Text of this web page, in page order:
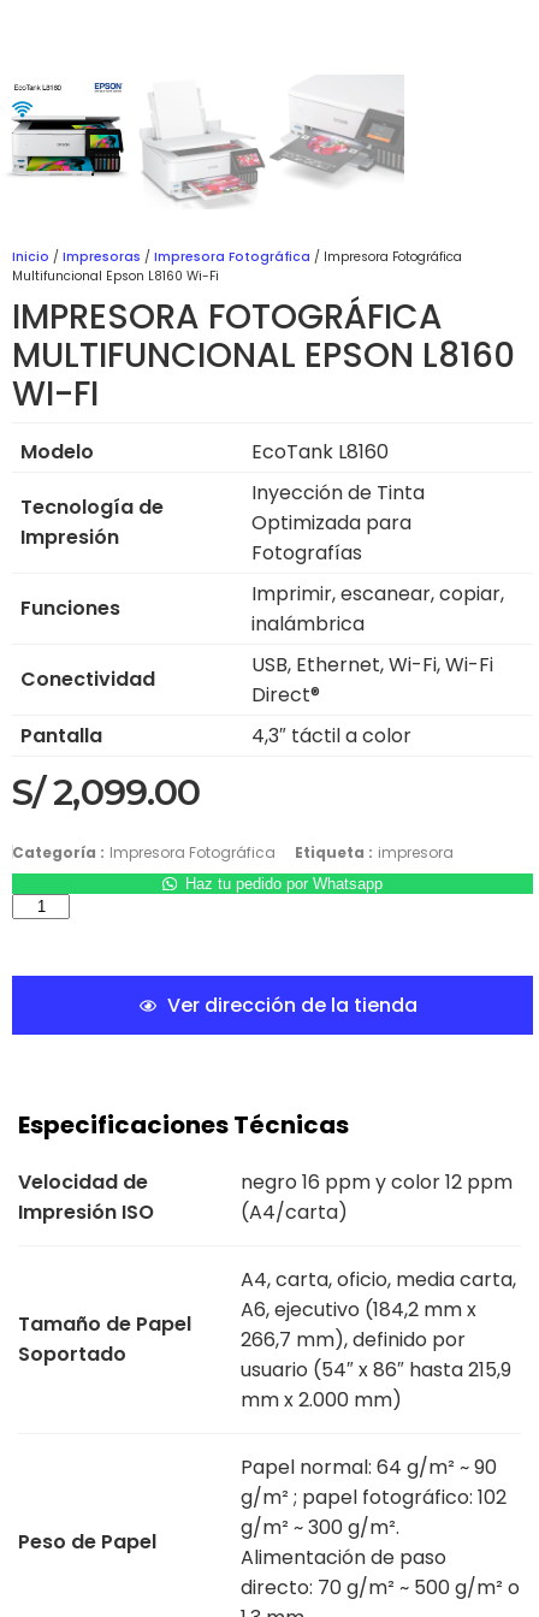
Inicio / Impresoras / Impresora Fotográfica / Impresora Fotográfica
Multifuncional Epson L8160 Wi-Fi
IMPRESORA FOTOGRÁFICA
MULTIFUNCIONAL EPSON L8160
WI-FI
Modelo
EcoTank L8160
Tecnología de
Impresión
Inyección de Tinta
Optimizada para
Fotografías
Funciones
Imprimir, escanear, copiar,
inalámbrica
Conectividad
USB, Ethernet, Wi-Fi, Wi-Fi
Direct®
Pantalla
4,3″ táctil a color
S/2,099.00
Categoría : Impresora Fotográfica Etiqueta : impresora
Haz tu pedido por Whatsapp
Ver dirección de la tienda
Especificaciones Técnicas
Velocidad de
Impresión ISO
negro 16 ppm y color 12 ppm
(A4/carta)
Tamaño de Papel
Soportado
A4, carta, oficio, media carta,
A6, ejecutivo (184,2 mm x
266,7 mm), definido por
usuario (54″ x 86″ hasta 215,9
mm x 2.000 mm)
Peso de Papel
Papel normal: 64 g/m² ~ 90
g/m² ; papel fotográfico: 102
g/m² ~ 300 g/m².
Alimentación de paso
directo: 70 g/m² ~ 500 g/m² o